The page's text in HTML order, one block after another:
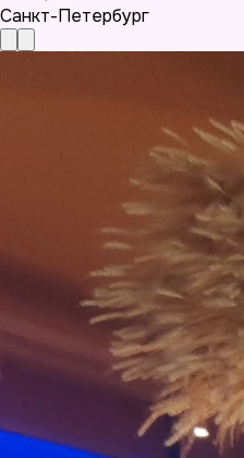
Санкт-Петербург